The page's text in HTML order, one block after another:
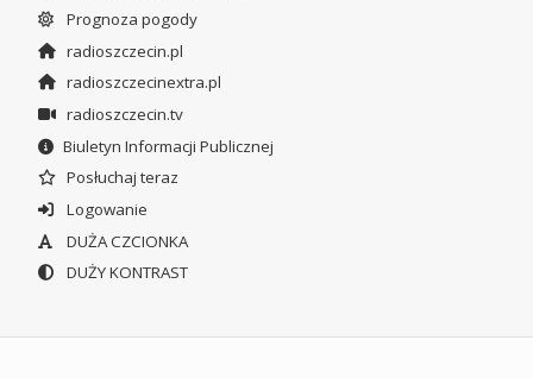
Prognoza pogody
radioszczecin.pl
radioszczecinextra.pl
radioszczecin.tv
Biuletyn Informacji Publicznej
Posłuchaj teraz
Logowanie
DUŻA CZCIONKA
DUŻY KONTRAST